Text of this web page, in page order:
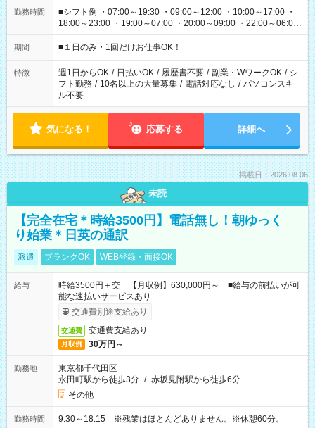
勤務時間
■シフト例 ・07:00～19:30 ・09:00～12:00 ・10:00～17:00 ・
18:00～23:00 ・19:00～07:00 ・20:00～09:00 ・22:00～06:00
etc ★最短で3時間で5,120円のお仕事から 15時間で2万円近く稼
げるお仕事も！ ご希望のお時間に合わせてご紹介！ ※シフトは
ください！
期間 ■１日のみ・1回だけお仕事OK！
特徴 週1日からOK / 日払いOK / 履歴書不要 / 副業・WワークOK / シ
フト勤務 / 10名以上の大量募集 / 電話対応なし / パソコンスキ
ル不要
気になる！ 応募する 詳細へ
掲載日：2026.08.06
未読
【完全在宅＊時給3500円】電話無し！朝ゆっく
り始業＊日英の通訳
派遣 ブランクOK WEB登録・面接OK
給与
時給3500円＋交 【月収例】630,000円～ ■給与の前払いが可
能な速払いサービスあり
交通費別途支給あり
交通費 交通費支給あり
月収例 30万円～
勤務地
東京都千代田区
永田町駅から徒歩3分 / 赤坂見附駅から徒歩6分
その他
勤務時間 9:30～18:15 ※残業はほとんどありません。※休憩60分。